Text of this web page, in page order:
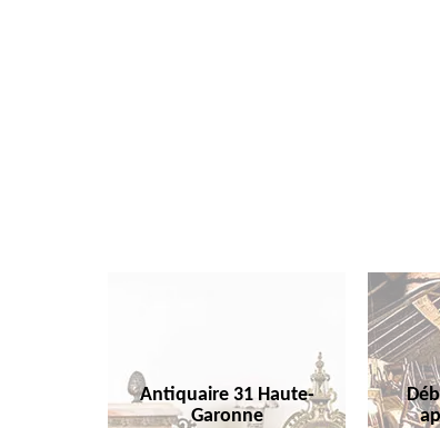
Antiquaire 31 Haute-
Garonne